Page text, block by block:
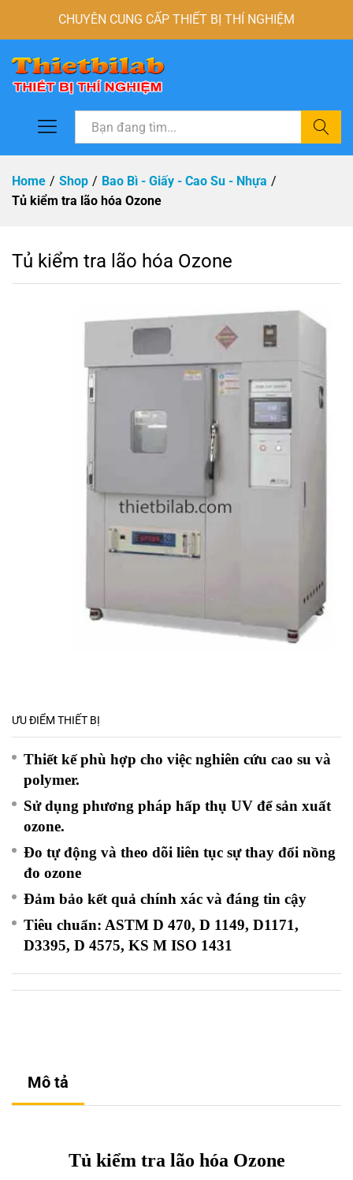
CHUYÊN CUNG CẤP THIẾT BỊ THÍ NGHIỆM
Tìm
Home / Shop / Bao Bì - Giấy - Cao Su - Nhựa /
Tủ kiểm tra lão hóa Ozone
Tủ kiểm tra lão hóa Ozone
ƯU ĐIỂM THIẾT BỊ
Thiết kế phù hợp cho việc nghiên cứu cao su và
polymer.
Sử dụng phương pháp hấp thụ UV để sản xuất
ozone.
Đo tự động và theo dõi liên tục sự thay đổi nồng
đo ozone
Đảm bảo kết quả chính xác và đáng tin cậy
Tiêu chuẩn: ASTM D 470, D 1149, D1171,
D3395, D 4575, KS M ISO 1431
Mô tả
Tủ kiểm tra lão hóa Ozone